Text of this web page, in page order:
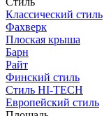
Классический стиль
Фахверк
Плоская крыша
Барн
Райт
Финский стиль
Стиль HI-TECH
Европейский стиль